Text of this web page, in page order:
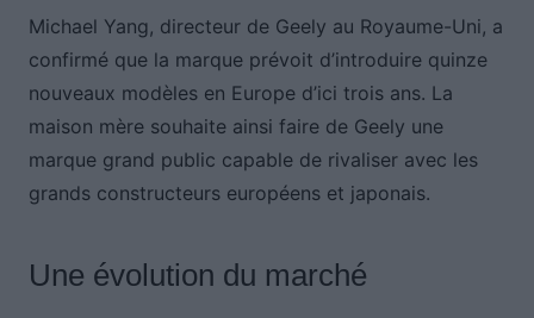
Michael Yang, directeur de Geely au Royaume-Uni, a
confirmé que la marque prévoit d’introduire quinze
nouveaux modèles en Europe d’ici trois ans. La
maison mère souhaite ainsi faire de Geely une
marque grand public capable de rivaliser avec les
grands constructeurs européens et japonais.
Une évolution du marché